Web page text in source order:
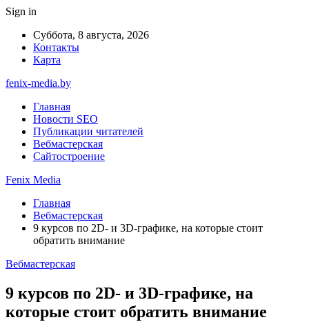
Sign in
Суббота, 8 августа, 2026
Контакты
Карта
fenix-media.by
Главная
Новости SEO
Публикации читателей
Вебмастерская
Сайтостроение
Fenix Media
Главная
Вебмастерская
9 курсов по 2D- и 3D-графике, на которые стоит
обратить внимание
Вебмастерская
9 курсов по 2D- и 3D-графике, на
которые стоит обратить внимание